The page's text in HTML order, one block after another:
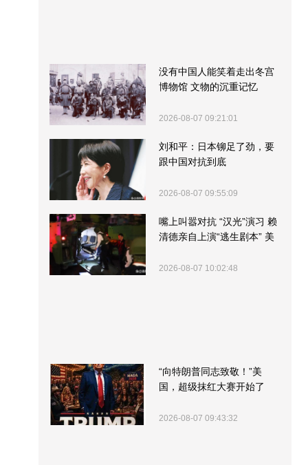
没有中国人能笑着走出冬宫
博物馆 文物的沉重记忆
2026-08-07 09:21:01
刘和平：日本铆足了劲，要
跟中国对抗到底
2026-08-07 09:55:09
嘴上叫嚣对抗 “汉光”演习 赖
清德亲自上演“逃生剧本” 美
2026-08-07 10:02:48
“向特朗普同志致敬！”美
国，超级抹红大赛开始了
2026-08-07 09:43:32